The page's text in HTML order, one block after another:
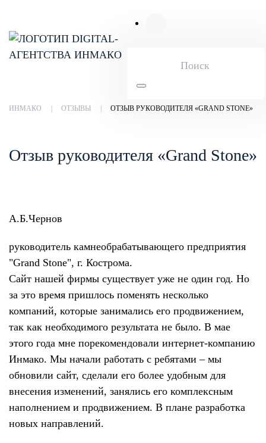
Skip to main content
ИНМАКО ОТЗЫВЫ ОТЗЫВ РУКОВОДИТЕЛЯ «GRAND STONE»
Отзыв руководителя «Grand Stone»
А.Б.Чернов
руководитель камнеобрабатывающего предприятия
"Grand Stone", г. Кострома.
Сайт нашей фирмы существует уже не один год. Но
за это время пришлось поменять несколько
компаний, которые занимались его продвижением,
так как необходимого результата не было. В мае
этого года мне порекомендовали интернет-компанию
Инмако. Мы начали работать с ребятами – мы
обновили сайт, сделали его более удобным для
внесения изменений, занялись его комплексным
наполнением и продвижением. В плане разработка
новых направлений.